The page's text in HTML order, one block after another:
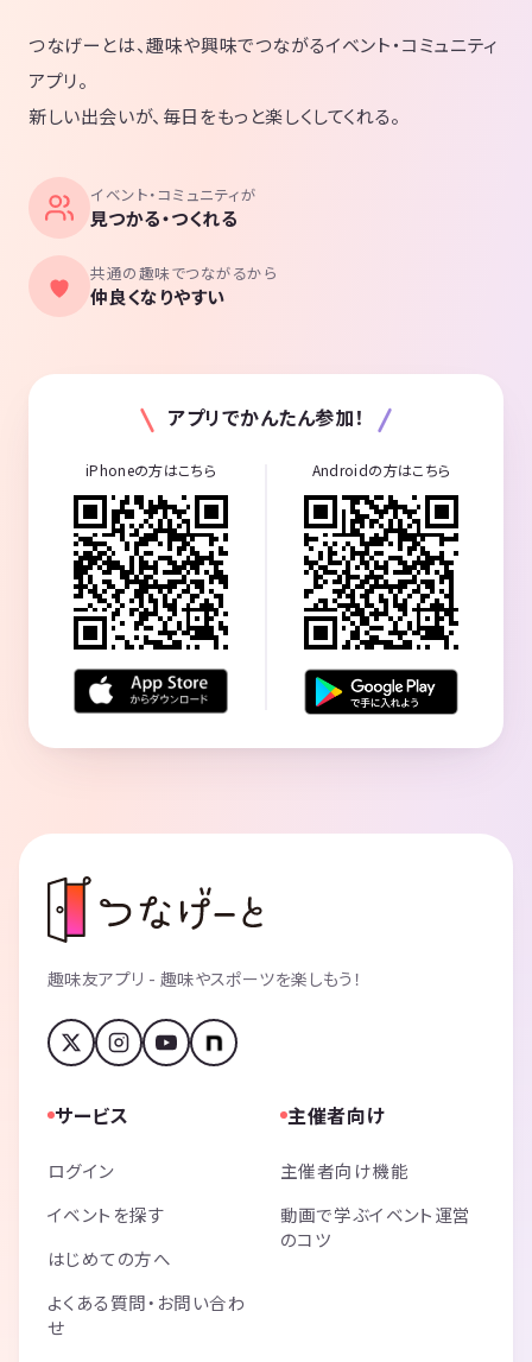
つなげーとは、趣味や興味でつながるイベント・コミュニティ
アプリ。
新しい出会いが、毎日をもっと楽しくしてくれる。
イベント・コミュニティが
見つかる・つくれる
共通の趣味でつながるから
仲良くなりやすい
アプリでかんたん参加！
iPhoneの方はこちら Androidの方はこちら
趣味友アプリ - 趣味やスポーツを楽しもう！
サービス
ログイン
イベントを探す
はじめての方へ
よくある質問・お問い合わ
せ
主催者向け
主催者向け機能
動画で学ぶイベント運営
のコツ